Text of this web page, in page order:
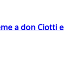
a don Ciotti e